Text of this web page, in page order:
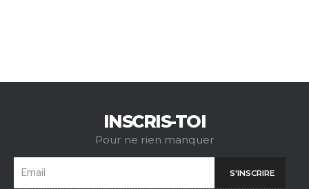
INSCRIS-TOI
Pour ne rien manquer